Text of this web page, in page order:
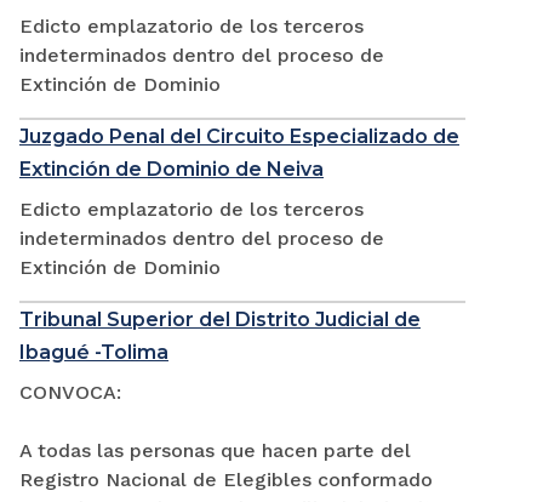
Edicto emplazatorio de los terceros
indeterminados dentro del proceso de
Extinción de Dominio
Juzgado Penal del Circuito Especializado de
Extinción de Dominio de Neiva
Edicto emplazatorio de los terceros
indeterminados dentro del proceso de
Extinción de Dominio
Tribunal Superior del Distrito Judicial de
Ibagué -Tolima
CONVOCA:
A todas las personas que hacen parte del
Registro Nacional de Elegibles conformado